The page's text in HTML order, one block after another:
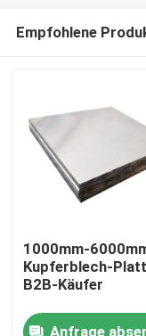
Empfohlene
1000mm-
Kupferblech-
B2B-Käufer
Anfrage